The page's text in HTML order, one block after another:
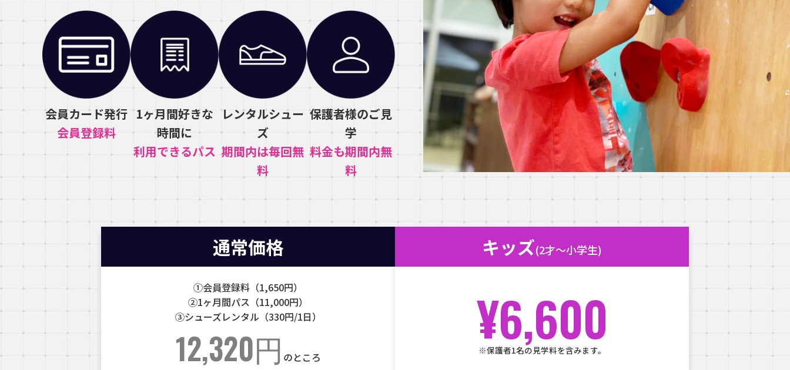
会員カード発行
会員登録料
1ヶ月間好きな
時間に
利用できるパス
レンタルシュー
ズ
期間内は毎回無
料
保護者様のご見
学
料金も期間内無
料
通常価格
①会員登録料（1,650円）
②1ヶ月間パス（11,000円）
③シューズレンタル（330円/1日）
12,320円 のところ
キッズ(2才～小学生)
¥6,600
※保護者1名の見学料を含みます。